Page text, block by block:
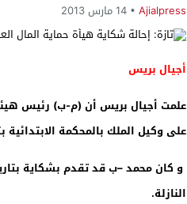
Ajialpress 14 مارس 2013
أجيال بريس
علمت أجيال بريس أن (م-ب) رئيس
على وكيل الملك بالمحكمة الابتدائية
النازلة.